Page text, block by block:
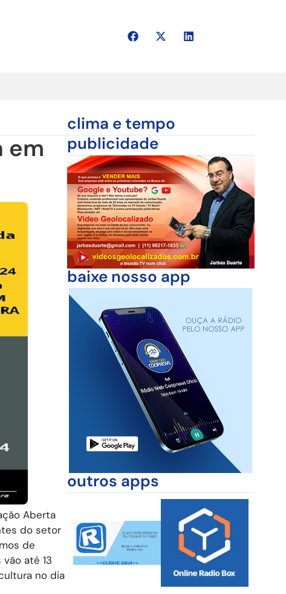
em
Aberta
do setor
de
até 13
no dia
clima e tempo
publicidade
baixe nosso app
outros apps